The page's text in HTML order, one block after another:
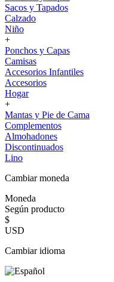
Sacos y Tapados
Calzado
Niño
+
Ponchos y Capas
Camisas
Accesorios Infantiles
Accesorios
Hogar
+
Mantas y Pie de Cama
Complementos
Almohadones
Discontinuados
Lino
Cambiar moneda
Moneda
Según producto
$
USD
Cambiar idioma